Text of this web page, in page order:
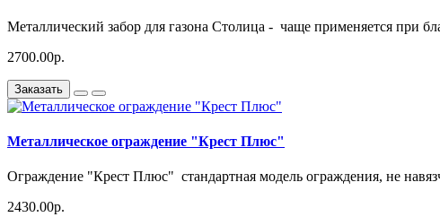
Металлический забор для газона Столица - чаще применяется при
2700.00р.
Заказать
Металлическое ограждение "Крест Плюс"
Ограждение "Крест Плюс" стандартная модель ограждения, не
2430.00р.